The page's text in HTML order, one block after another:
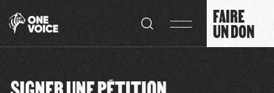
FAIRE
UN DON